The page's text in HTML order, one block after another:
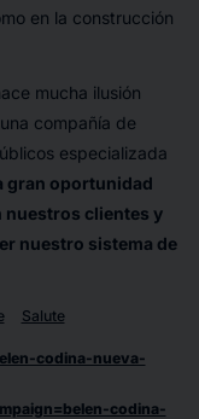
en la construcción
mucha ilusión
compañía de
especializada
gran oportunidad
nuestros clientes y
nuestro sistema de
Salute
codina-nueva-
codina-